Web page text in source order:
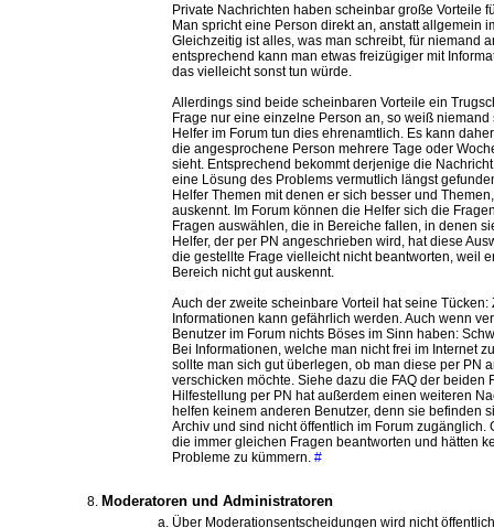
Private Nachrichten haben scheinbar große Vorteile
Man spricht eine Person direkt an, anstatt allgemein
Gleichzeitig ist alles, was man schreibt, für niemand
entsprechend kann man etwas freizügiger mit
das vielleicht sonst tun würde.
Allerdings sind beide scheinbaren Vorteile ein
Frage nur eine einzelne Person an, so weiß niemand
Helfer im Forum tun dies ehrenamtlich. Es kann
die angesprochene Person mehrere Tage oder
sieht. Entsprechend bekommt derjenige die
eine Lösung des Problems vermutlich längst
Helfer Themen mit denen er sich besser und
auskennt. Im Forum können die Helfer sich die
Fragen auswählen, die in Bereiche fallen, in denen
Helfer, der per PN angeschrieben wird, hat diese
die gestellte Frage vielleicht nicht beantworten, weil
Bereich nicht gut auskennt.
Auch der zweite scheinbare Vorteil hat seine Tücken:
Informationen kann gefährlich werden. Auch wenn
Benutzer im Forum nichts Böses im Sinn haben:
Bei Informationen, welche man nicht frei im Internet
sollte man sich gut überlegen, ob man diese per PN
verschicken möchte. Siehe dazu die FAQ der beiden
Hilfestellung per PN hat außerdem einen weiteren
helfen keinem anderen Benutzer, denn sie befinden
Archiv und sind nicht öffentlich im Forum zugänglich.
die immer gleichen Fragen beantworten und hätten
Probleme zu kümmern. #
Moderatoren und Administratoren
Über Moderationsentscheidungen wird nicht